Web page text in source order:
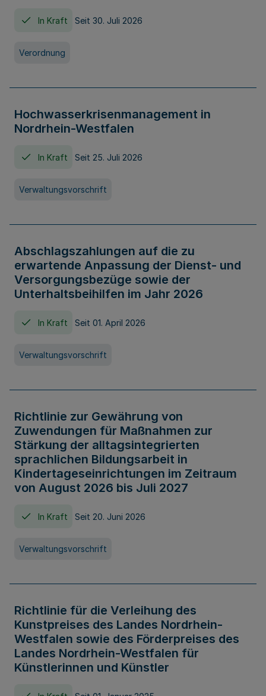
In Kraft Seit 30. Juli 2026
Verordnung
Hochwasserkrisenmanagement in
Nordrhein-Westfalen
In Kraft Seit 25. Juli 2026
Verwaltungsvorschrift
Abschlagszahlungen auf die zu
erwartende Anpassung der Dienst- und
Versorgungsbezüge sowie der
Unterhaltsbeihilfen im Jahr 2026
In Kraft Seit 01. April 2026
Verwaltungsvorschrift
Richtlinie zur Gewährung von
Zuwendungen für Maßnahmen zur
Stärkung der alltagsintegrierten
sprachlichen Bildungsarbeit in
Kindertageseinrichtungen im Zeitraum
von August 2026 bis Juli 2027
In Kraft Seit 20. Juni 2026
Verwaltungsvorschrift
Richtlinie für die Verleihung des
Kunstpreises des Landes Nordrhein-
Westfalen sowie des Förderpreises des
Landes Nordrhein-Westfalen für
Künstlerinnen und Künstler